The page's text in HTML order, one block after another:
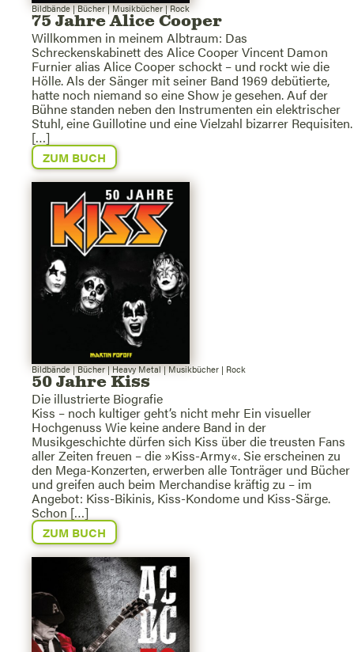
Bildbände|Bücher|Musikbücher|Rock
75 Jahre Alice Cooper
Willkommen in meinem Albtraum: Das
Schreckenskabinett des Alice Cooper Vincent Damon
Furnier alias Alice Cooper schockt – und rockt wie die
Hölle. Als der Sänger mit seiner Band 1969 debütierte,
hatte noch niemand so eine Show je gesehen. Auf der
Bühne standen neben den Instrumenten ein elektrischer
Stuhl, eine Guillotine und eine Vielzahl bizarrer Requisiten.
[…]
ZUM BUCH
Bildbände|Bücher|Heavy Metal|Musikbücher | Rock
50 Jahre Kiss
Die illustrierte Biografie
Kiss – noch kultiger geht’s nicht mehr Ein visueller
Hochgenuss Wie keine andere Band in der
Musikgeschichte dürfen sich Kiss über die treusten Fans
aller Zeiten freuen – die »Kiss-Army«. Sie erscheinen zu
den Mega-Konzerten, erwerben alle Tonträger und Bücher
und greifen auch beim Merchandise kräftig zu – im
Angebot: Kiss-Bikinis, Kiss-Kondome und Kiss-Särge.
Schon […]
ZUM BUCH